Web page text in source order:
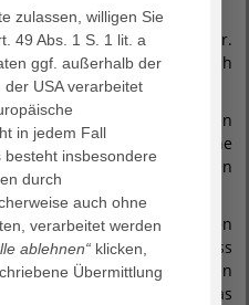
verständlich durch Dr.
eine Demenz ist und wie sich
entwickelt.
gesprochen, welche frühen
werden sollten und wie eine
Und welche Rolle spielen
und Alter?
Vortrages liegt auf neuen
in den Krankheitsprozess
Antikörpertherapien
Und was bedeutet das
zulassen, willigen Sie
49 Abs. 1 S. 1 lit. a
ggf. außerhalb der
USA verarbeitet
in jedem Fall
insbesondere
durch
auch ohne
verarbeitet werden
ablehnen“ klicken,
Übermittlung